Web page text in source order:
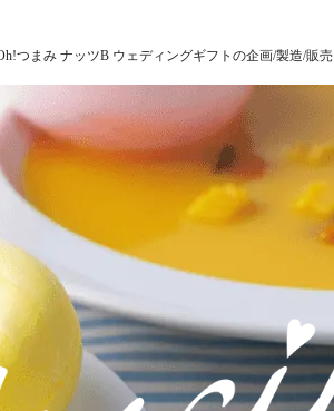
つまみ ナッツB ウェディングギフトの企画/製造/販売